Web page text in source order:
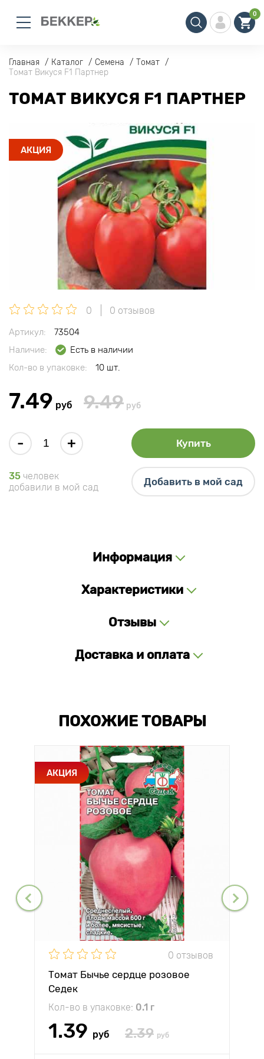
0
Главная Каталог Семена
Томат
Томат Викуся F1 Партнер
ТОМАТ ВИКУСЯ F1 ПАРТНЕР
АКЦИЯ
0 0 отзывов
Артикул:
73504
Наличие:
Есть в наличии
Кол-во в упаковке:
10 шт.
7.49 руб 9.49 руб
- + Купить
35 человек
добавили в мой сад
Добавить в мой сад
Информация
Характеристики
Отзывы
Доставка и оплата
ПОХОЖИЕ ТОВАРЫ
АКЦИЯ
0 отзывов
Томат Бычье сердце розовое
Седек
Кол-во в упаковке: 0.1 г
1.39 руб 2.39 руб